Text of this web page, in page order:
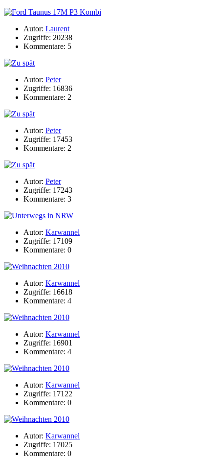
Autor: Laurent
Zugriffe: 20238
Kommentare: 5
Autor: Peter
Zugriffe: 16836
Kommentare: 2
Autor: Peter
Zugriffe: 17453
Kommentare: 2
Autor: Peter
Zugriffe: 17243
Kommentare: 3
Autor: Karwannel
Zugriffe: 17109
Kommentare: 0
Autor: Karwannel
Zugriffe: 16618
Kommentare: 4
Autor: Karwannel
Zugriffe: 16901
Kommentare: 4
Autor: Karwannel
Zugriffe: 17122
Kommentare: 0
Autor: Karwannel
Zugriffe: 17025
Kommentare: 0